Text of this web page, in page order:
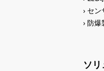
セン
防爆
ソ